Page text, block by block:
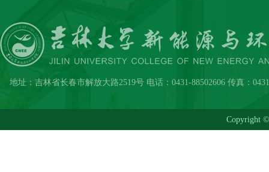
地址：吉林省长春市解放大路2519号 电话：0431-88502606 传真：
Copyright